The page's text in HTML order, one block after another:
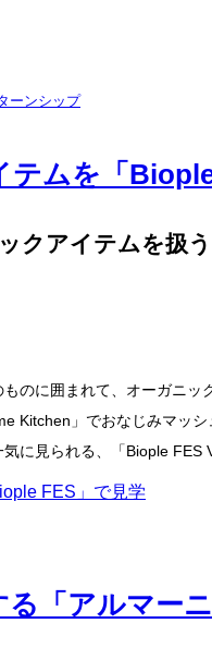
ーンシップ
ムを「
クアイテムを扱
のに囲まれて、オーガニ
Kitchen」でおなじみマッ
に見られる、「Biople FES
FES」で見学
「アルマー